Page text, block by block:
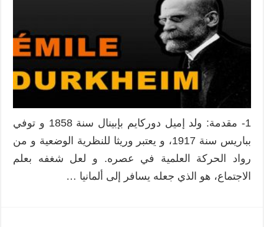
1- مقدمة: ولد إميل دوركايم بإبينال سنة 1858 و توفي
بباريس سنة 1917، و يعتبر وريثا للنظرية الوضعية و من
رواد الحركة العلمية في عصره. و لعل شغفه بعلم
الاجتماع، هو الذي جعله يسافر إلى ألمانيا …